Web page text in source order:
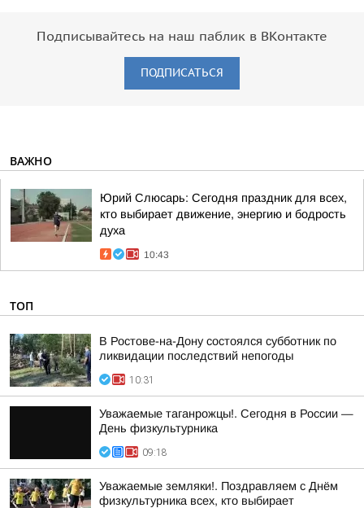
Подписывайтесь на наш паблик в ВКонтакте
ПОДПИСАТЬСЯ
ВАЖНО
Юрий Слюсарь: Сегодня праздник для всех,
кто выбирает движение, энергию и бодрость
духа
10:43
ТОП
В Ростове-на-Дону состоялся субботник по
ликвидации последствий непогоды
10:31
Уважаемые таганрожцы!. Сегодня в России —
День физкультурника
09:18
Уважаемые земляки!. Поздравляем с Днём
физкультурника всех, кто выбирает